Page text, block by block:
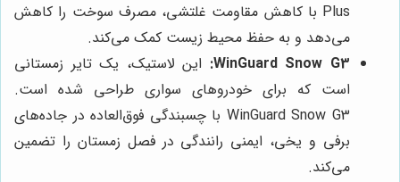
Plus با کاهش مقاومت غلتشی، مصرف سوخت را کاهش
می‌دهد و به حفظ محیط زیست کمک می‌کند.
WinGuard Snow G3: این لاستیک، یک تایر زمستانی
است که برای خودروهای سواری طراحی شده است.
WinGuard Snow G3 با چسبندگی فوق‌العاده در جاده‌های
برفی و یخی، ایمنی رانندگی در فصل زمستان را تضمین
می‌کند.